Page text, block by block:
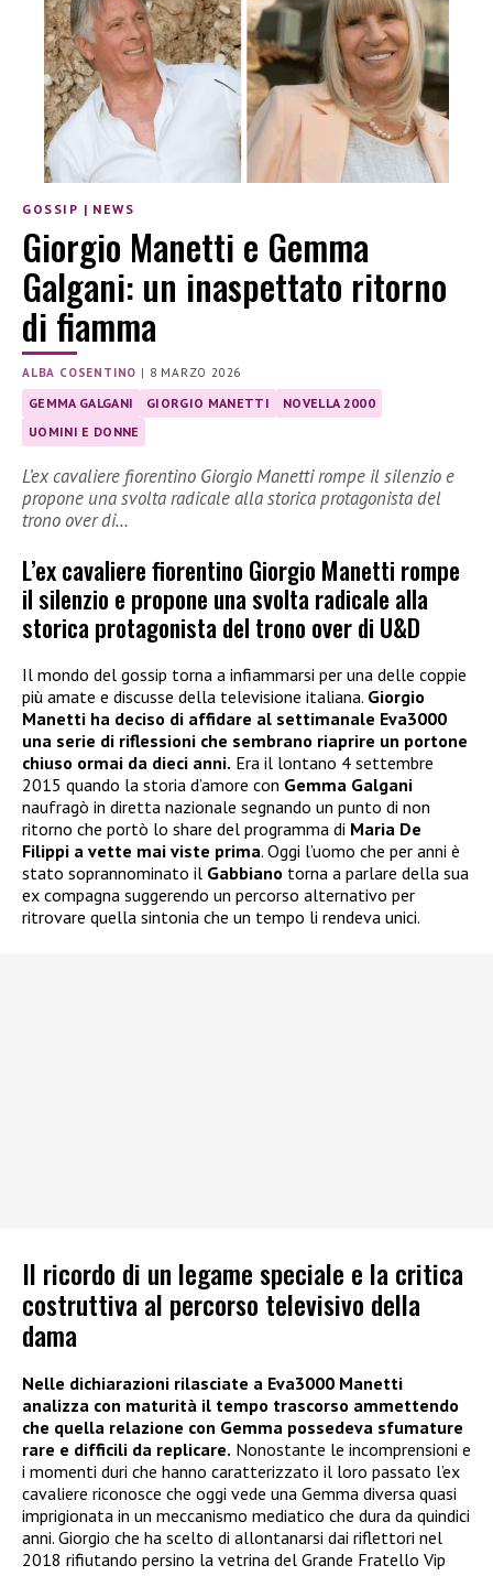
GOSSIP | NEWS
Giorgio Manetti e Gemma
Galgani: un inaspettato ritorno
di fiamma
ALBA COSENTINO | 8 MARZO 2026
GEMMA GALGANI GIORGIO MANETTI
NOVELLA 2000
UOMINI E DONNE
L’ex cavaliere fiorentino Giorgio Manetti rompe il silenzio e
propone una svolta radicale alla storica protagonista del
trono over di…
L’ex cavaliere fiorentino Giorgio Manetti rompe
il silenzio e propone una svolta radicale alla
storica protagonista del trono over di U&D
Il mondo del gossip torna a infiammarsi per una delle coppie
più amate e discusse della televisione italiana. Giorgio
Manetti ha deciso di affidare al settimanale Eva3000
una serie di riflessioni che sembrano riaprire un portone
chiuso ormai da dieci anni. Era il lontano 4 settembre
2015 quando la storia d’amore con Gemma Galgani
naufragò in diretta nazionale segnando un punto di non
ritorno che portò lo share del programma di Maria De
Filippi a vette mai viste prima. Oggi l’uomo che per anni è
stato soprannominato il Gabbiano torna a parlare della sua
ex compagna suggerendo un percorso alternativo per
ritrovare quella sintonia che un tempo li rendeva unici.
Il ricordo di un legame speciale e la critica
costruttiva al percorso televisivo della
dama
Nelle dichiarazioni rilasciate a Eva3000 Manetti
analizza con maturità il tempo trascorso ammettendo
che quella relazione con Gemma possedeva sfumature
rare e difficili da replicare. Nonostante le incomprensioni e
i momenti duri che hanno caratterizzato il loro passato l’ex
cavaliere riconosce che oggi vede una Gemma diversa quasi
imprigionata in un meccanismo mediatico che dura da quindici
anni. Giorgio che ha scelto di allontanarsi dai riflettori nel
2018 rifiutando persino la vetrina del Grande Fratello Vip